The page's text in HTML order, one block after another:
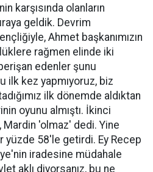
karşısında olanların
geldik. Devrim
Ahmet başkanımızın
rağmen elinde iki
edenler şunu
ilk kez yapmıyoruz, biz
ilk dönemde aldıktan
oyunu almıştı. İkinci
'olmaz' dedi. Yine
yüzde 58'le getirdi. Ey Recep
iradesine müdahale
aklı diyorsanız, bu ne